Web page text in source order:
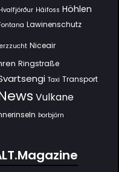
Háifoss Höhlen
Lawinenschutz
Niceair
Ringstraße
Taxi Transport
Vulkane
Þorbjörn